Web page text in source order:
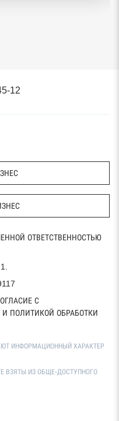
12
ОТВЕТСТВЕННОСТЬЮ
С
ПОЛИТИКОЙ ОБРАБОТКИ
ИНФОРМАЦИОННЫЙ ХАРАКТЕР
ВЗЯТЫ ИЗ ОБЩЕ-ДОСТУПНОГО